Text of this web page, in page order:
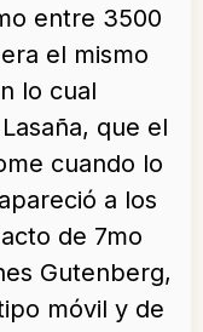
entre 3500
el mismo
lo cual
que el
cuando lo
a los
de 7mo
Gutenberg,
móvil y de